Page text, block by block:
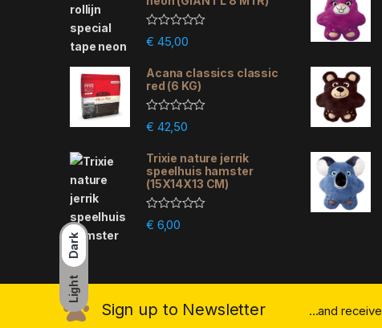
Dark
Light
R
a
e
d
0
o
t
5
€ 45,00
Acana classics classic
red (6 KG)
R
a
e
d
0
o
u
t
o
€ 42,50
Trixie nature jerrik
speelhuis hamster
(15X14X13 CM)
R
a
o
t
o
€ 6,00
Sign up to Newsletter ...and receive